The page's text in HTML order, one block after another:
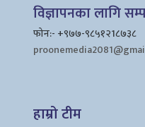
विज्ञापनका लागि
फोन:- +९७७-९८५१२1८७३८
हाम्रो टीम